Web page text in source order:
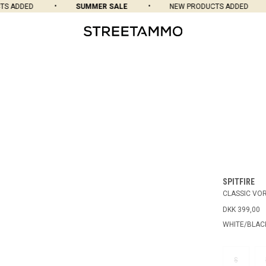
ADDED SUMMER SALE NEW PRODUCTS ADDED
SPITFIRE
CLASSIC
DKK 399,00
WHITE/
S